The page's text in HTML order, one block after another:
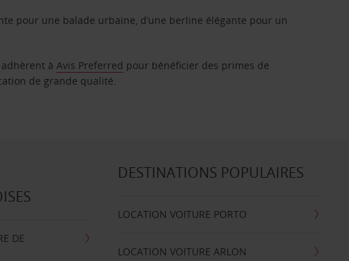
pour une balade urbaine, d’une berline élégante pour un
adhèrent àAvis Preferred pour bénéficier des primes de
de grande qualité.
DE
DESTINATIONS POPULAIRES
LOCATION VOITURE PORTO
LOCATION VOITURE ARLON